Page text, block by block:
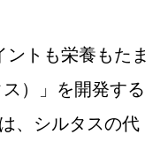
ントも栄養もたま
）」を開発する
、シルタスの代